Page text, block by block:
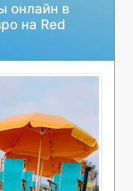
онлайн в
на Red